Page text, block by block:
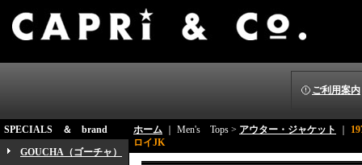
ご利用案内
SPECIALS ＆ brand
GOUCHA（ゴーチャ）
ホーム ｜ Men's Tops > アウター・ジャケット
ロイJK